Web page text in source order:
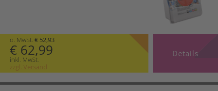
o. MwSt. € 52,93
€ 62,99
inkl. MwSt.
zzgl. Versand
Details